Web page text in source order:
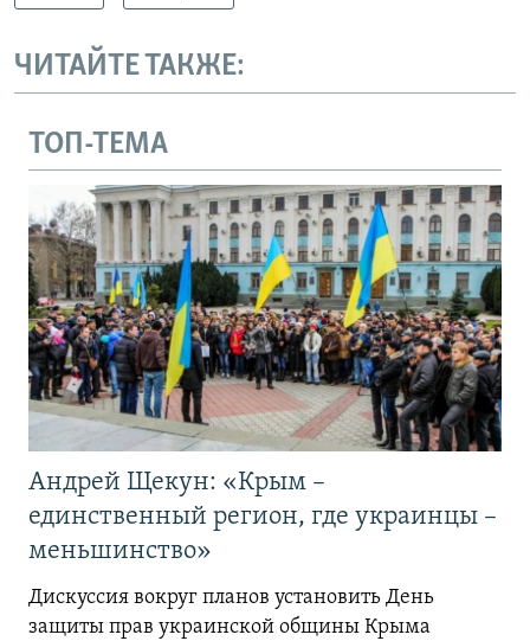
ЧИТАЙТЕ ТАКЖЕ:
ТОП-ТЕМА
Андрей Щекун: «Крым –
единственный регион, где украинцы –
меньшинство»
Дискуссия вокруг планов установить День
защиты прав украинской общины Крыма